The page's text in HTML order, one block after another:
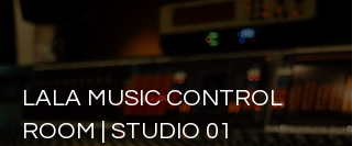
LALA MUSIC CONTROL
ROOM | STUDIO 01